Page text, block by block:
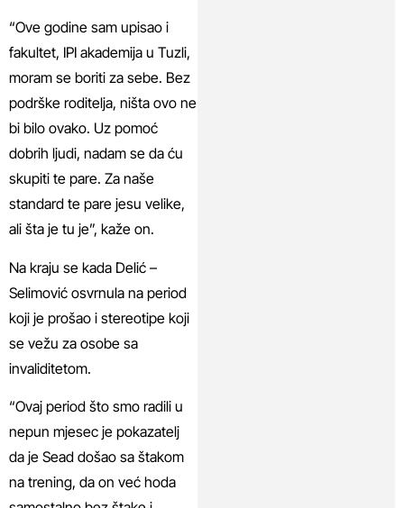
“Ove godine sam upisao i
fakultet, IPI akademija u Tuzli,
moram se boriti za sebe. Bez
podrške roditelja, ništa ovo ne
bi bilo ovako. Uz pomoć
dobrih ljudi, nadam se da ću
skupiti te pare. Za naše
standard te pare jesu velike,
ali šta je tu je”, kaže on.
Na kraju se kada Delić –
Selimović osvrnula na period
koji je prošao i stereotipe koji
se vežu za osobe sa
invaliditetom.
“Ovaj period što smo radili u
nepun mjesec je pokazatelj
da je Sead došao sa štakom
na trening, da on već hoda